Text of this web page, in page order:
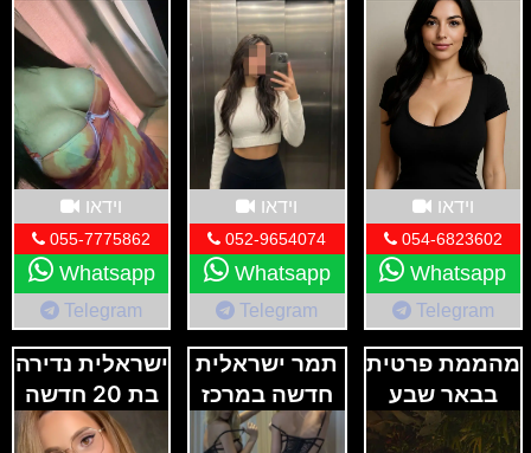
וידאו
054-6823602
Whatsapp
Telegram
שבע
וידאו
052-9654074
Whatsapp
Telegram
וידאו
055-7775862
Whatsapp
Telegram
מהממת פרטית
בבאר שבע
תמר ישראלית
חדשה במרכז
ישראלית נדירה
בת 20 חדשה